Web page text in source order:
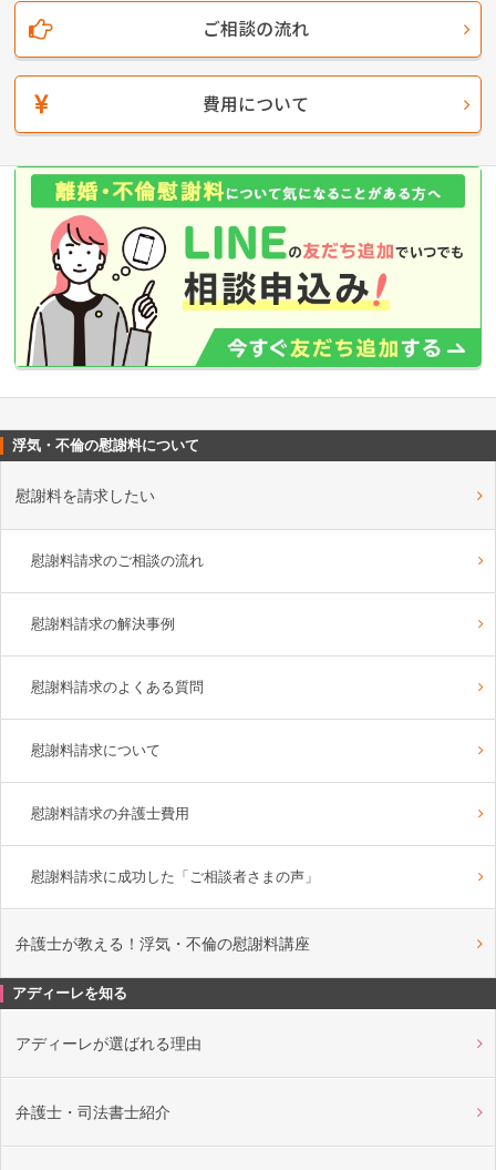
ご相談の流れ
費用について
浮気・不倫の慰謝料について
慰謝料を請求したい
慰謝料請求のご相談の流れ
慰謝料請求の解決事例
慰謝料請求のよくある質問
慰謝料請求について
慰謝料請求の弁護士費用
慰謝料請求に成功した「ご相談者さまの声」
弁護士が教える！浮気・不倫の慰謝料講座
アディーレを知る
アディーレが選ばれる理由
弁護士・司法書士紹介